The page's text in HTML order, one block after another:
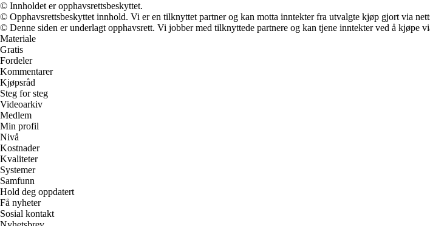
© Innholdet er opphavsrettsbeskyttet.
© Opphavsrettsbeskyttet innhold. Vi er en tilknyttet partner og kan motta inntekter fra utvalgte kjøp gjort via
© Denne siden er underlagt opphavsrett. Vi jobber med tilknyttede partnere og kan tjene inntekter ved å kjøpe
Materiale
Gratis
Fordeler
Kommentarer
Kjøpsråd
Steg for steg
Videoarkiv
Medlem
Min profil
Nivå
Kostnader
Kvaliteter
Systemer
Samfunn
Hold deg oppdatert
Få nyheter
Sosial kontakt